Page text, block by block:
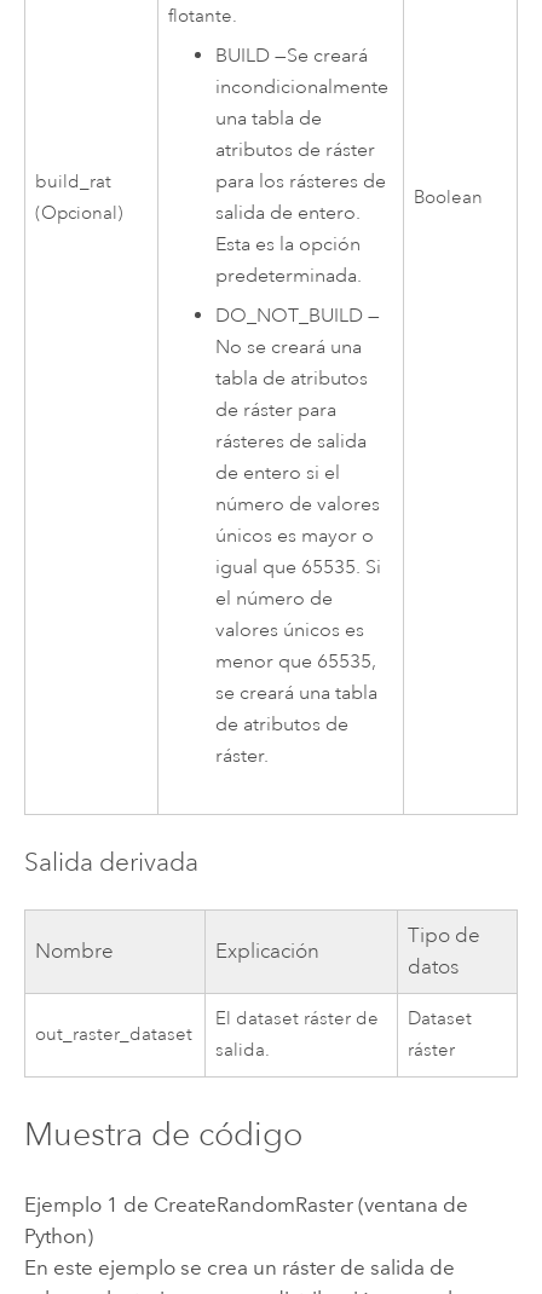
build_rat
(Opcional)
flotante.
BUILD —Se creará
incondicionalmente
una tabla de
atributos de ráster
para los rásteres de
salida de entero.
Esta es la opción
predeterminada.
DO_NOT_BUILD —
No se creará una
tabla de atributos
de ráster para
rásteres de salida
de entero si el
número de valores
únicos es mayor o
igual que 65535. Si
el número de
valores únicos es
menor que 65535,
se creará una tabla
de atributos de
ráster.
Boolean
Salida derivada
Nombre Explicación
Tipo de
datos
out_raster_dataset
El dataset ráster de
salida.
Dataset
ráster
Muestra de código
Ejemplo 1 de CreateRandomRaster (ventana de
Python)
En este ejemplo se crea un ráster de salida de